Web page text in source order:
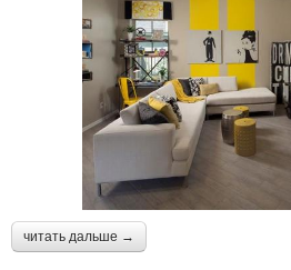
читать дальше →